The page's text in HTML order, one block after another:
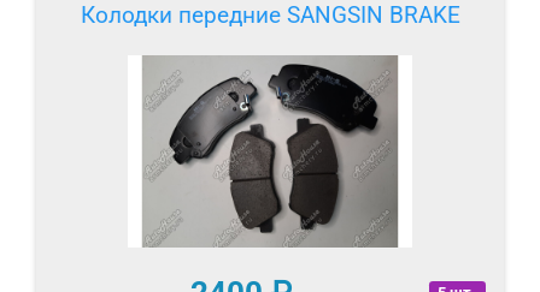
Колодки передние SANGSIN BRAKE